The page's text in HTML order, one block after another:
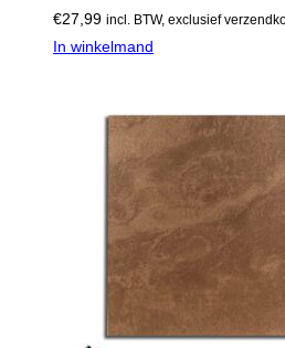
€27,99 incl. BTW, exclusief
In winkelmand